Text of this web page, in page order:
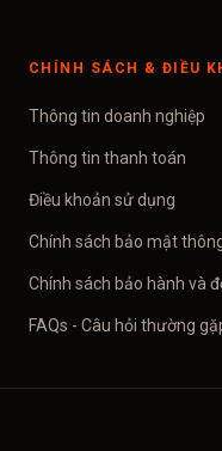
CHÍNH SÁCH & ĐIỀU
Thông tin doanh nghiệp
Thông tin thanh toán
Điều khoản sử dụng
Chính sách bảo mật
Chính sách bảo hành và
FAQs - Câu hỏi thường